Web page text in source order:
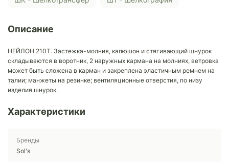
Описание
НЕЙЛОН 210T. Застежка-молния, капюшон и стягивающий шнурок
складываются в воротник, 2 наружных кармана на молниях, ветровка
может быть сложена в карман и закреплена эластичным ремнем на
талии; манжеты на резинке; вентиляционные отверстия, по низу
изделия шнурок.
Характеристики
Бренды
Sol's